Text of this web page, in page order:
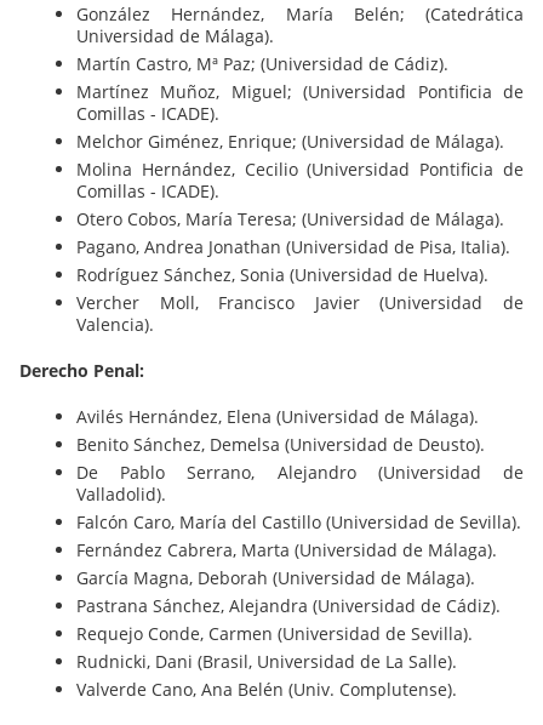
González Hernández, María Belén; (Catedrática
Universidad de Málaga).
Martín Castro, Mª Paz; (Universidad de Cádiz).
Martínez Muñoz, Miguel; (Universidad Pontificia de
Comillas - ICADE).
Melchor Giménez, Enrique; (Universidad de Málaga).
Molina Hernández, Cecilio (Universidad Pontificia de
Comillas - ICADE).
Otero Cobos, María Teresa; (Universidad de Málaga).
Pagano, Andrea Jonathan (Universidad de Pisa, Italia).
Rodríguez Sánchez, Sonia (Universidad de Huelva).
Vercher Moll, Francisco Javier (Universidad de
Valencia).
Derecho Penal:
Avilés Hernández, Elena (Universidad de Málaga).
Benito Sánchez, Demelsa (Universidad de Deusto).
De Pablo Serrano, Alejandro (Universidad de
Valladolid).
Falcón Caro, María del Castillo (Universidad de Sevilla).
Fernández Cabrera, Marta (Universidad de Málaga).
García Magna, Deborah (Universidad de Málaga).
Pastrana Sánchez, Alejandra (Universidad de Cádiz).
Requejo Conde, Carmen (Universidad de Sevilla).
Rudnicki, Dani (Brasil, Universidad de La Salle).
Valverde Cano, Ana Belén (Univ. Complutense).